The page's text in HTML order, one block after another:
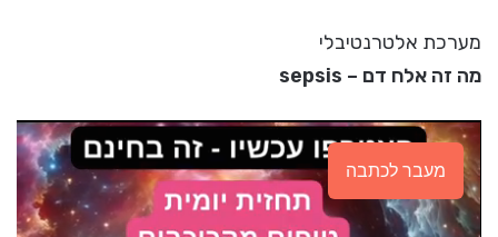
מערכת אלטרנטיבלי
מה זה אלח דם – sepsis
מעבר לכתבה